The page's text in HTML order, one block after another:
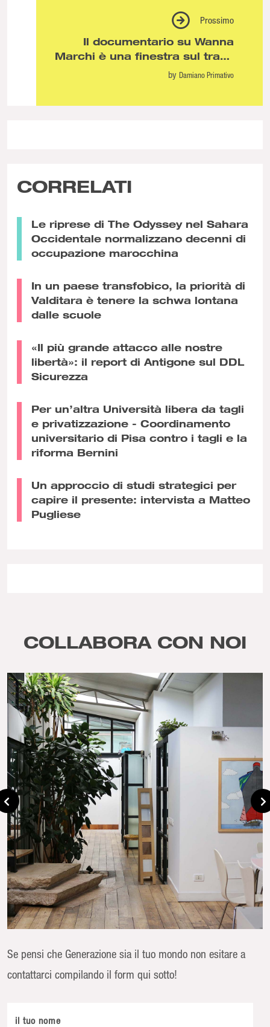
Prossimo
Il documentario su Wanna
Marchi è una finestra sul trash
italiano degli anni 80 e 90
by Damiano Primativo
CORRELATI
Le riprese di The Odyssey nel Sahara
Occidentale normalizzano decenni di
occupazione marocchina
In un paese transfobico, la priorità di
Valditara è tenere la schwa lontana
dalle scuole
«Il più grande attacco alle nostre
libertà»: il report di Antigone sul DDL
Sicurezza
Per un’altra Università libera da tagli
e privatizzazione - Coordinamento
universitario di Pisa contro i tagli e la
riforma Bernini
Un approccio di studi strategici per
capire il presente: intervista a Matteo
Pugliese
COLLABORA CON NOI
Se pensi che Generazione sia il tuo mondo non esitare a
contattarci compilando il form qui sotto!
il tuo nome